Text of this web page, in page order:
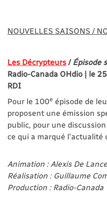
NOUVELLES SAISONS /
Les Décrypteurs / Épisode
Radio-Canada OHdio | le
RDI
Pour le 100e épisode de
proposent une émission
public, pour une
ce qui a marqué l’actualité
Animation : Alexis De
Réalisation : Guillaume
Production : Radio-Canada